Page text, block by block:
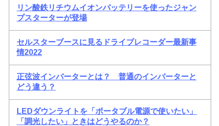
リン酸鉄リチウムイオンバッテリーを使ったジャン
プスターターが登場
セルスターブースに見るドライブレコーダー最新事
情2022
正弦波インバーターとは？ 普通のインバーターと
どう違う？
LEDダウンライトを「ポータブル電源で使いたい」
「調光したい」ときはどうやるのか？